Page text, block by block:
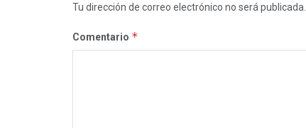
Tu dirección de correo electrónico no será publicada.
Comentario *